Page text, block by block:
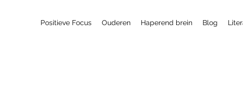
Positieve Focus Ouderen Haperend brein Blog